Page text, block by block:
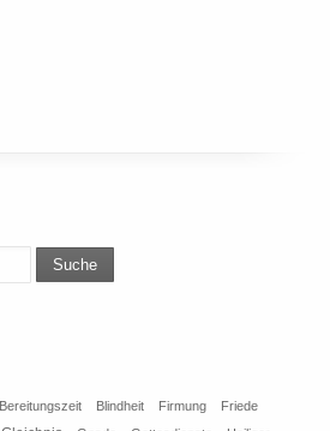
Suche
Bereitungszeit Blindheit Firmung
Friede